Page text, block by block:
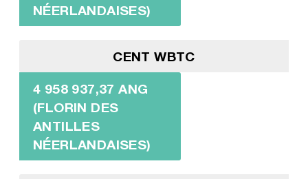
NÉERLANDAISES)
CENT WBTC
4 958 937,37 ANG
(FLORIN DES
ANTILLES
NÉERLANDAISES)